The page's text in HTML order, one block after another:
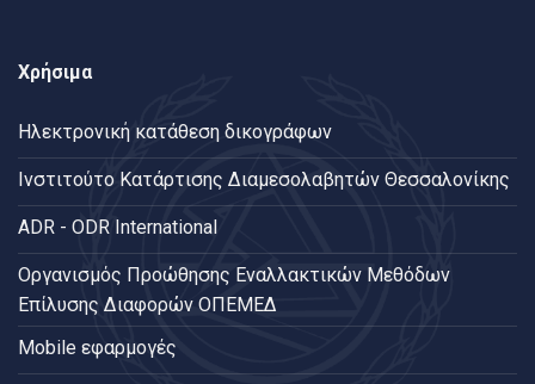
Χρήσιμα
Ηλεκτρονική κατάθεση δικογράφων
Ινστιτούτο Κατάρτισης Διαμεσολαβητών Θεσσαλονίκης
ADR - ODR International
Oργανισμός Προώθησης Εναλλακτικών Μεθόδων
Επίλυσης Διαφορών ΟΠΕΜΕΔ
Mobile εφαρμογές